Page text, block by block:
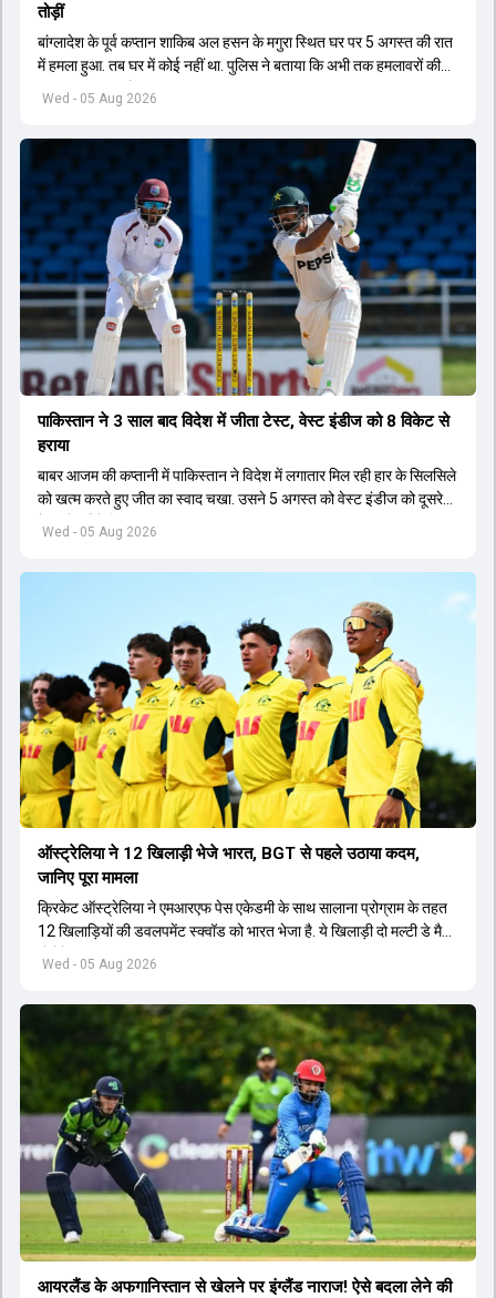
Wed - 05 Aug 2026
तोड़ीं
बांग्लादेश के पूर्व कप्तान शाकिब अल हसन के मगुरा स्थित घर पर 5 अगस्त की रात
में हमला हुआ. तब घर में कोई नहीं था. पुलिस ने बताया कि अभी तक हमलावरों की
पहचान नहीं हुआ है.
Wed - 05 Aug 2026
पाकिस्तान ने 3 साल बाद विदेश में जीता टेस्ट, वेस्ट इंडीज को 8 विकेट से
हराया
बाबर आजम की कप्तानी में पाकिस्तान ने विदेश में लगातार मिल रही हार के सिलसिले
को खत्म करते हुए जीत का स्वाद चखा. उसने 5 अगस्त को वेस्ट इंडीज को दूसरे
टेस्ट के चौथे दिन मात दी.
Wed - 05 Aug 2026
ऑस्ट्रेलिया ने 12 खिलाड़ी भेजे भारत, BGT से पहले उठाया कदम,
जानिए पूरा मामला
क्रिकेट ऑस्ट्रेलिया ने एमआरएफ पेस एकेडमी के साथ सालाना प्रोग्राम के तहत
12 खिलाड़ियों की डवलपमेंट स्क्वॉड को भारत भेजा है. ये खिलाड़ी दो मल्टी डे मैच
खेलेंगे.
आयरलैंड के अफगानिस्तान से खेलने पर इंग्लैंड नाराज! ऐसे बदला लेने की